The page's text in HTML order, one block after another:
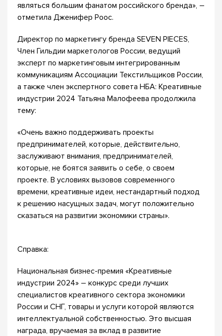
являться большим фанатом российского бренда», –
отметила Дженифер Роос.
Директор по маркетингу бренда SEVEN PIECES,
Член Гильдии маркетологов России, ведущий
эксперт по маркетинговым интегрированным
коммуникациям Ассоциации Текстильщиков России,
а также член экспертного совета НБА: Креативные
индустрии 2024 Татьяна Малофеева продолжила
тему:
«Очень важно поддерживать проекты
предпринимателей, которые, действительно,
заслуживают внимания, предпринимателей,
которые, не боятся заявить о себе, о своем
проекте. В условиях вызовов современного
времени, креативные идеи, нестандартный подход
к решению насущных задач, могут положительно
сказаться на развитии экономики страны».
Справка:
Национальная бизнес-премия «Креативные
индустрии 2024» – конкурс среди лучших
специалистов креативного сектора экономики
России и СНГ, товары и услуги которой являются
интеллектуальной собственностью. Это высшая
награда, вручаемая за вклад в развитие